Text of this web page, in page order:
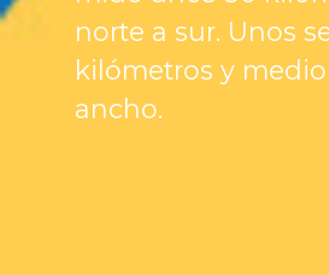
norte a sur. Unos
kilómetros y
ancho.